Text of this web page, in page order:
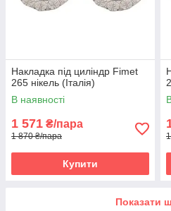
Накладка під циліндр Fimet
265 нікель (Італія)
В наявності
1 571 ₴/пара
1 870 ₴/пара
Купити
Показати